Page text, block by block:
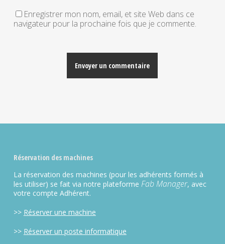
Enregistrer mon nom, email, et site Web dans ce
navigateur pour la prochaine fois que je commente.
Réservation des machines
La réservation des machines (pour les adhérents formés à
les utiliser) se fait via notre plateforme Fab Manager, avec
votre compte Adhérent.
>> Réserver une machine
>> Réserver un poste informatique